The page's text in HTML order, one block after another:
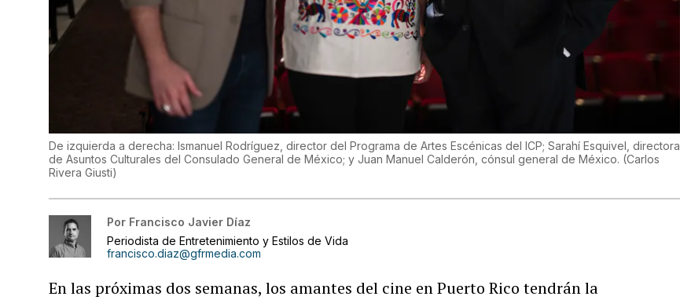
De izquierda a derecha: Ismanuel Rodríguez, director del Programa de Artes Escénicas del ICP; Sarahí Esquivel, directora
de Asuntos Culturales del Consulado General de México; y Juan Manuel Calderón, cónsul general de México. (Carlos
Rivera Giusti)
Por Francisco Javier Díaz
Periodista de Entretenimiento y Estilos de Vida
francisco.diaz@gfrmedia.com
En las próximas dos semanas, los amantes del cine en Puerto Rico tendrán la